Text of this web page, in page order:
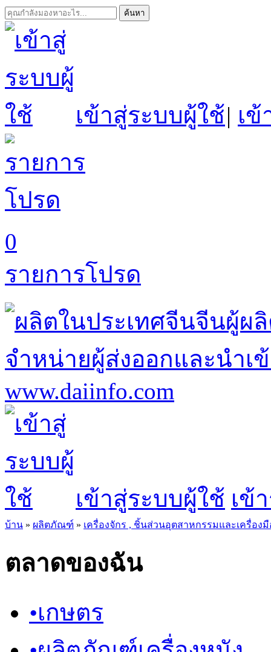
ค้นหา
เข้าสู่ระบบผู้ใช้| เ
0
รายการโปรด
เข้าสู่ระบบผู้ใช้ เข้
บ้าน » ผลิตภัณฑ์ » เครื่องจักร , ชิ้นส่วนอุตสาหกรรมและเครื่อง
ตลาดของฉัน
•เกษตร